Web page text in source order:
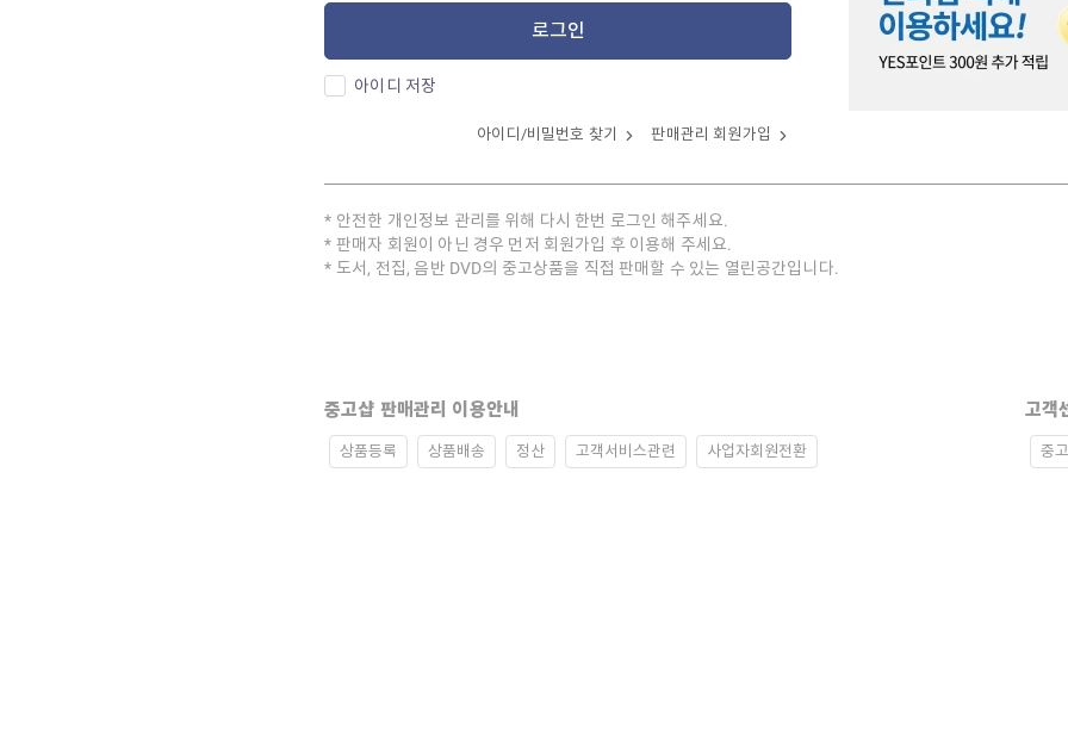
로그인
아이디 저장
아이디/비밀번호 찾기 판매관리 회원가입
안전한 개인정보 관리를 위해 다시 한번 로그인 해주세요.
판매자 회원이 아닌 경우 먼저 회원가입 후 이용해 주세요.
도서, 전집, 음반 DVD의 중고상품을 직접 판매할 수 있는 열린공간입니다.
중고샵 판매관리 이용안내
상품등록 상품배송 정산 고객서비스관련 사업자회원전환
고객
중